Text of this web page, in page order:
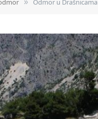
» Odmor u Drašnicama